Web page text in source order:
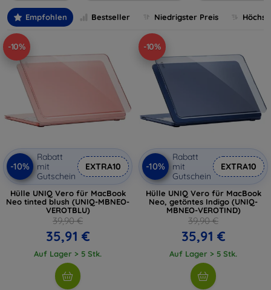
Empfohlen Bestseller Niedrigster Preis
-10%
-10%
Rabatt
mit
Gutschein
EXTRA10
Hülle UNIQ Vero für MacBook
Neo tinted blush (UNIQ-MBNEO-
VEROTBLU)
39,90 €
35,91 €
Auf Lager > 5 Stk.
-10%
-10%
Rabatt
mit
Gutschein
EXTRA10
Hülle UNIQ Vero für MacBook
Neo, getöntes Indigo (UNIQ-
MBNEO-VEROTIND)
39,90 €
35,91 €
Auf Lager > 5 Stk.